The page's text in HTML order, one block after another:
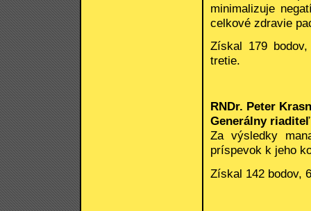
minimalizuje
celkové zdravie
Získal 179
tretie.
RNDr. Peter
Generálny
Za výsledky
príspevok k jeho
Získal 142 bodov,